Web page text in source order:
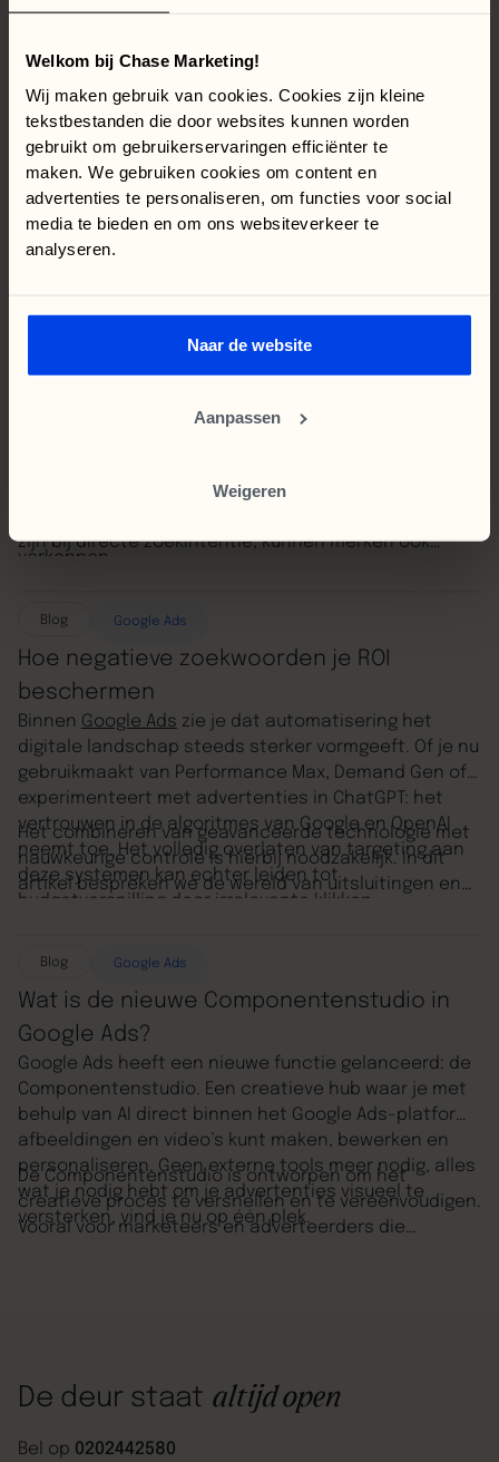
Welkom bij Chase Marketing!
Wij maken gebruik van cookies. Cookies zijn kleine
tekstbestanden die door websites kunnen worden
gebruikt om gebruikerservaringen efficiënter te
maken. We gebruiken cookies om content en
advertenties te personaliseren, om functies voor social
media te bieden en om ons websiteverkeer te
analyseren.
Naar de website
Aanpassen
Weigeren
Vaak gelezen en bekeken
Chase wordt gevormd door gepassioneerde mensen.
Google introduceert advertenties binnen
Met de opkomst vanAI Overviews in Googleontstaat
advertenteren binnen AI Overview. Deze advertenties
maar binnen de AI Overview zelf. Daardoor worden ze
verkennen.
Voor adverteerders betekent dit een nieuw type
zijn bij directe zoekintentie, kunnen merken ook
advertenties binnen AI Overview werken, welke
campagnes hiervoor in aanmerking komen en hoe je
hier als marketeer strategisch op kunt inspelen.
Blog Google Ads
Hoe negatieve zoekwoorden je ROI
beschermen
Binnen Google Ads zie je dat automatisering het
digitale landschap steeds sterker vormgeeft. Of je nu
gebruikmaakt van Performance Max, Demand Gen of
experimenteert met advertenties in ChatGPT: het
vertrouwen in de algoritmes van Google en OpenAI
neemt toe. Het volledig overlaten van targeting aan
deze systemen kan echter leiden tot
budgetverspilling door irrelevante klikken.
Het combineren van geavanceerde technologie met
nauwkeurige controle is hierbij noodzakelijk. In dit
artikel bespreken we de wereld van uitsluitingen en
Blog Google Ads
Wat is de nieuwe Componentenstudio in
Google Ads?
Google Ads heeft een nieuwe functie gelanceerd: de
Componentenstudio. Een creatieve hub waar je met
behulp van AI direct binnen het Google Ads-platform
afbeeldingen en video’s kunt maken, bewerken en
personaliseren. Geen externe tools meer nodig, alles
wat je nodig hebt om je advertenties visueel te
versterken, vind je nu op één plek.
De Componentenstudio is ontworpen om het
creatieve proces te versnellen en te vereenvoudigen.
Vooral voor marketeers en adverteerders die
De deur staat altijd open
Bel op 0202442580